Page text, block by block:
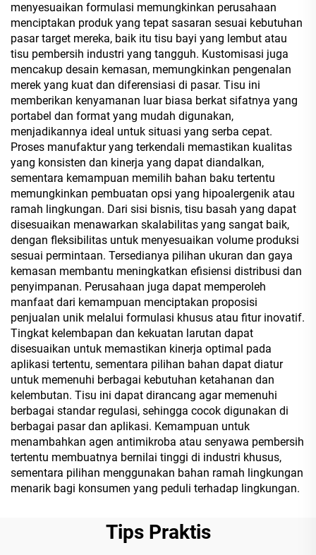
menyesuaikan formulasi memungkinkan perusahaan
menciptakan produk yang tepat sasaran sesuai kebutuhan
pasar target mereka, baik itu tisu bayi yang lembut atau
tisu pembersih industri yang tangguh. Kustomisasi juga
mencakup desain kemasan, memungkinkan pengenalan
merek yang kuat dan diferensiasi di pasar. Tisu ini
memberikan kenyamanan luar biasa berkat sifatnya yang
portabel dan format yang mudah digunakan,
menjadikannya ideal untuk situasi yang serba cepat.
Proses manufaktur yang terkendali memastikan kualitas
yang konsisten dan kinerja yang dapat diandalkan,
sementara kemampuan memilih bahan baku tertentu
memungkinkan pembuatan opsi yang hipoalergenik atau
ramah lingkungan. Dari sisi bisnis, tisu basah yang dapat
disesuaikan menawarkan skalabilitas yang sangat baik,
dengan fleksibilitas untuk menyesuaikan volume produksi
sesuai permintaan. Tersedianya pilihan ukuran dan gaya
kemasan membantu meningkatkan efisiensi distribusi dan
penyimpanan. Perusahaan juga dapat memperoleh
manfaat dari kemampuan menciptakan proposisi
penjualan unik melalui formulasi khusus atau fitur inovatif.
Tingkat kelembapan dan kekuatan larutan dapat
disesuaikan untuk memastikan kinerja optimal pada
aplikasi tertentu, sementara pilihan bahan dapat diatur
untuk memenuhi berbagai kebutuhan ketahanan dan
kelembutan. Tisu ini dapat dirancang agar memenuhi
berbagai standar regulasi, sehingga cocok digunakan di
berbagai pasar dan aplikasi. Kemampuan untuk
menambahkan agen antimikroba atau senyawa pembersih
tertentu membuatnya bernilai tinggi di industri khusus,
sementara pilihan menggunakan bahan ramah lingkungan
menarik bagi konsumen yang peduli terhadap lingkungan.
Tips Praktis